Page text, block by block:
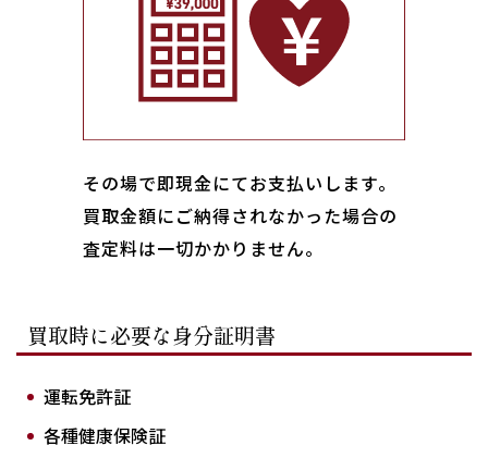
その場で即現金にてお支払いします｡
買取金額にご納得されなかった場合の
査定料は一切かかりません。
買取時に必要な身分証明書
運転免許証
各種健康保険証